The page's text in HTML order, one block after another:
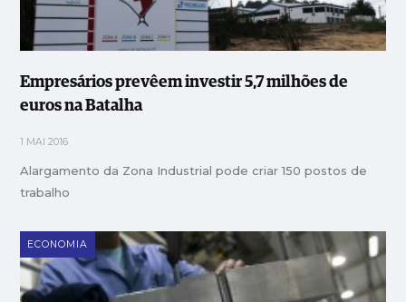
Empresários prevêem investir 5,7 milhões de
euros na Batalha
1 MAI 2016
Alargamento da Zona Industrial pode criar 150 postos de
trabalho
ECONOMIA